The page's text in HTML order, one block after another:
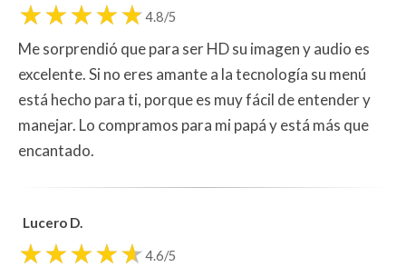
4.8/5
Me sorprendió que para ser HD su imagen y audio es
excelente. Si no eres amante a la tecnología su menú
está hecho para ti, porque es muy fácil de entender y
manejar. Lo compramos para mi papá y está más que
encantado.
Lucero D.
4.6/5